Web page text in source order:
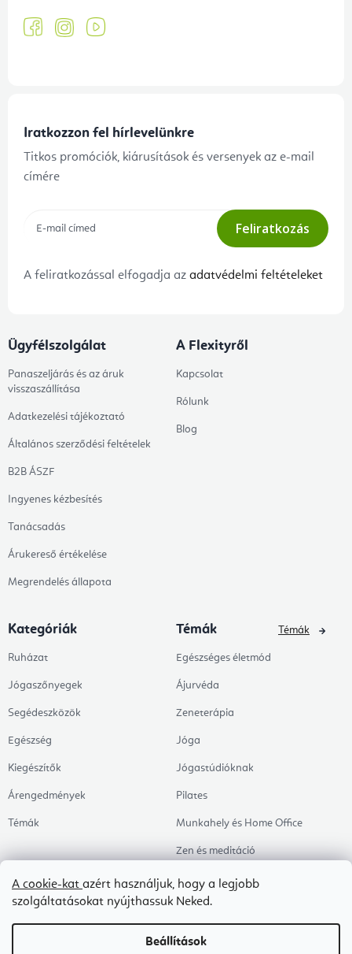
A cookie-kat azért használjuk, hogy a legjobb
szolgáltatásokat nyújthassuk Neked.
Beállítások
Iratkozzon fel hírlevelünkre
Titkos promóciók, kiárusítások és versenyek az e-mail
címére
Feliratkozás
A feliratkozással elfogadja az adatvédelmi feltételeket
Ügyfélszolgálat
Panaszeljárás és az áruk
visszaszállítása
Adatkezelési tájékoztató
Általános szerződési feltételek
B2B ÁSZF
Ingyenes kézbesítés
Tanácsadás
Árukereső értékelése
Megrendelés állapota
A Flexityről
Kapcsolat
Rólunk
Blog
Kategóriák
Ruházat
Jógaszőnyegek
Segédeszközök
Egészség
Kiegészítők
Árengedmények
Témák
Témák
Egészséges életmód
Ájurvéda
Zeneterápia
Jóga
Jógastúdióknak
Pilates
Munkahely és Home Office
Zen és meditáció
Aromaterápia
Egészséges alvás
Kedvenceink
Témák